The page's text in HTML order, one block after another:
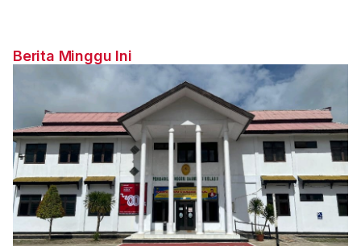
Berita Minggu Ini